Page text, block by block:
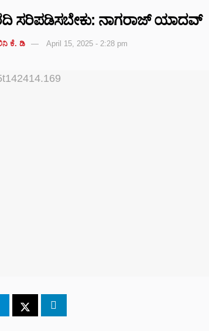
ಸರಿಪಡಿಸಬೇಕು: ನಾಗರಾಜ್ ಯಾದವ್
ಕೆ. ಡಿ April 15, 2025 - 2:28 pm